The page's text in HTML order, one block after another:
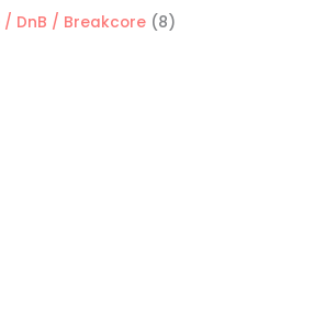
DnB / Breakcore 88